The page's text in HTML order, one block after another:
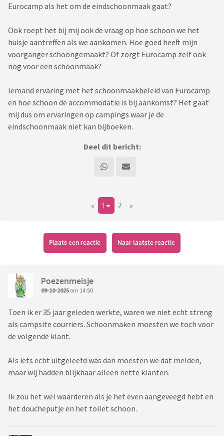
Eurocamp als het om de eindschoonmaak gaat?
Ook roept het bij mij ook de vraag op hoe schoon we het
huisje aantreffen als we aankomen. Hoe goed heeft mijn
voorganger schoongemaakt? Of zorgt Eurocamp zelf ook
nog voor een schoonmaak?
Iemand ervaring met het schoonmaakbeleid van Eurocamp
en hoe schoon de accommodatie is bij aankomst? Het gaat
mij dus om ervaringen op campings waar je de
eindschoonmaak niet kan bijboeken.
Deel dit bericht:
« 1 2 »
Plaats een reactie Naar laatste reactie
Poezenmeisje
09-10-2025 om 14:50
Toen ik er 35 jaar geleden werkte, waren we niet echt streng
als campsite courriers. Schoonmaken moesten we toch voor
de volgende klant.
Als iets echt uitgeleefd was dan moesten we dat melden,
maar wij hadden blijkbaar alleen nette klanten.
Ik zou het wel waarderen als je het even aangeveegd hebt en
het doucheputje en het toilet schoon.